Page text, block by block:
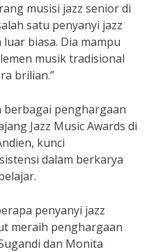
musisi jazz senior di
satu penyanyi jazz
biasa. Dia mampu
musik tradisional
brilian.”
berbagai penghargaan
Jazz Music Awards di
kunci
dalam berkarya
penyanyi jazz
meraih penghargaan
dan Monita